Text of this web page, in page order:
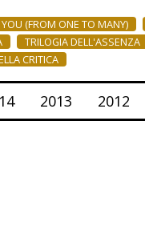
(FROM ONE TO MANY)
TRILOGIA DELL'ASSENZA
CRITICA
2013 2012